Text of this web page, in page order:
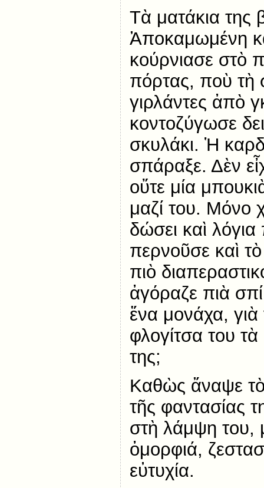
Τὰ ματάκια
Ἀποκαμωμένη
κούρνιασε στὸ
πόρτας, ποὺ τὴ
γιρλάντες ἀπὸ
κοντοζύγωσε
σκυλάκι. Ἡ
σπάραξε. Δὲν
οὔτε μία
μαζί του. Μόνο
δώσει καὶ
περνοῦσε καὶ
πιὸ
ἀγόραζε πιὰ
ἕνα μονάχα, γιὰ
φλογίτσα του
της;
Καθὼς ἄναψε τὸ
τῆς φαντασίας
στὴ λάμψη του,
ὀμορφιά,
εὐτυχία.